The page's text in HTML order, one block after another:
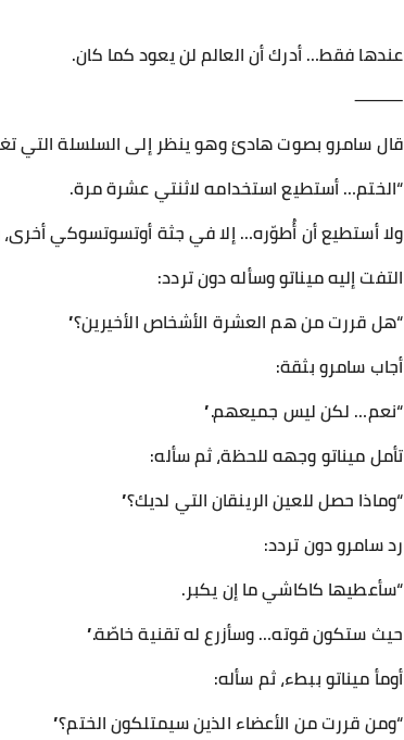
عندها فقط… أدرك أن العالم لن يعود كما كان.
⸻
قال سامرو بصوت هادئ وهو ينظر إلى السلسلة التي
“الختم… أستطيع استخدامه لاثنتي عشرة مرة.
ولا أستطيع أن أُطوّره… إلا في جثة أوتسوتسوكي
التفت إليه ميناتو وسأله دون تردد:
“هل قررت من هم العشرة الأشخاص الأخيرين؟”
أجاب سامرو بثقة:
“نعم… لكن ليس جميعهم.”
تأمل ميناتو وجهه للحظة، ثم سأله:
“وماذا حصل للعين الرينقان التي لديك؟”
رد سامرو دون تردد:
“سأعطيها كاكاشي ما إن يكبر.
حيث ستكون قوته… وسأزرع له تقنية خاصّة.”
أومأ ميناتو ببطء، ثم سأله:
“ومن قررت من الأعضاء الذين سيمتلكون الختم؟”